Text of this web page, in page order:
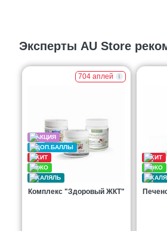
Эксперты AU Store
704 аплей
Комплекс "Здоровый ЖКТ"